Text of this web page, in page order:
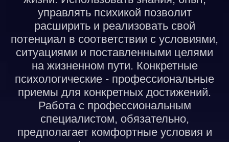
управлять психикой позволит
расширить и реализовать свой
потенциал в соответствии с условиями,
ситуациями и поставленными целями
на жизненном пути. Конкретные
психологические - профессиональные
приемы для конкретных достижений.
Работа с профессиональным
специалистом, обязательно,
предполагает комфортные условия и